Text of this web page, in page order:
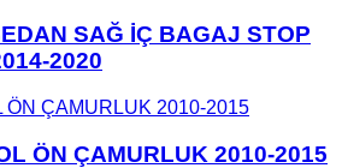
SAĞ İÇ BAGAJ STOP
2020
ÖN ÇAMURLUK 2010-2015